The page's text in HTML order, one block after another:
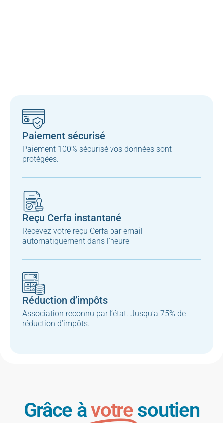
Paiement sécurisé
Paiement 100% sécurisé vos données sont
protégées.
Reçu Cerfa instantané
Recevez votre reçu Cerfa par email
automatiquement dans l'heure
Réduction d’impôts
Association reconnu par l’état. Jusqu'a 75% de
réduction d’impôts.
Grâce àvotresoutien